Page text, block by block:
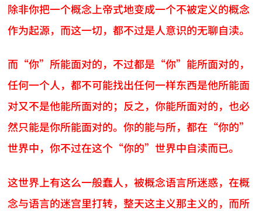
除非你把一个概念上帝式地变成一个不被定义的概念
作为起源，而这一切，都不过是人意识的无聊自渎。
而“你”所能面对的，不过都是“你”能所面对的，
任何一个人，都不可能找出任何一样东西是他所能面
对又不是他能所面对的；反之，你能所面对的，也必
然只能是你所能面对的。你的能与所，都在“你的”
世界中，你不过在这个“你的”世界中自渎而已。
这世界上有这么一般蠢人，被概念语言所迷惑，在概
念与语言的迷宫里打转，整天这主义那主义的，而所